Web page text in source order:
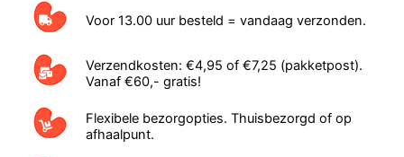
Voor 13.00 uur besteld = vandaag verzonden.
Verzendkosten: €4,95 of €7,25 (pakketpost).
Vanaf €60,- gratis!
Flexibele bezorgopties. Thuisbezorgd of op
afhaalpunt.